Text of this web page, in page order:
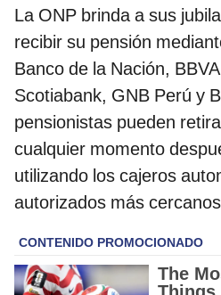
La ONP brinda a sus
recibir su pensión
Banco de la Nación,
Scotiabank, GNB Perú y
pensionistas pueden
cualquier momento
utilizando los cajeros
autorizados más